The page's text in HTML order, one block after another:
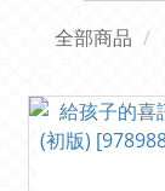
全部商品